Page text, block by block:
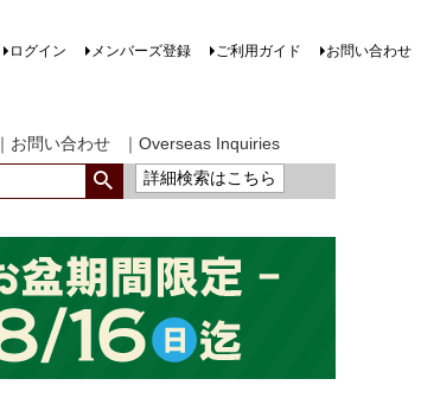
ログイン メンバーズ登録 ご利用ガイド お問い合わせ
｜お問い合わせ
｜Overseas Inquiries
詳細検索はこちら